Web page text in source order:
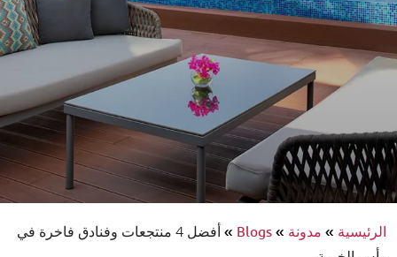
الرئيسية»مدونة»
Blogs
»
أفضل 4 منتجعات وفنادق فاخرة في